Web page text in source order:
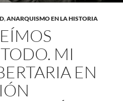
,ANARQUISMO EN LA HISTORIA
MI
EN